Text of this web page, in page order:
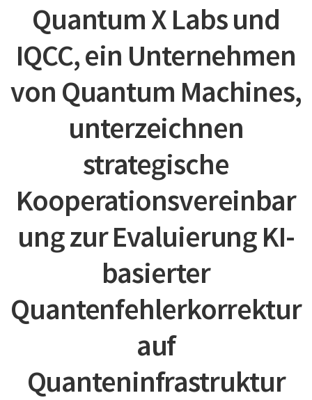
Quantum X Labs und
IQCC, ein Unternehmen
von Quantum Machines,
unterzeichnen
strategische
Kooperationsvereinbar
ung zur Evaluierung KI-
basierter
Quantenfehlerkorrektur
auf
Quanteninfrastruktur